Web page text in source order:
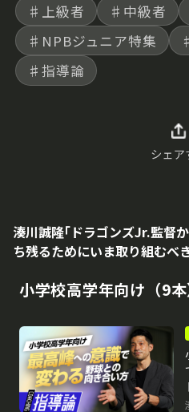
♯上級者
♯中級者
♯NPBジュニア特集
♯指導論
シェア
湊川誠隆｢ドラゴンズJr.監督
ち残るためにいま取り組むべ
小学校高学年向け（9本